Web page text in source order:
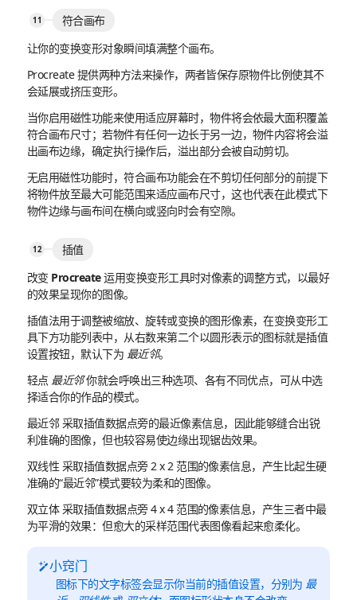
符合画布
让你的变换变形对象瞬间填满整个画布。
Procreate 提供两种方法来操作，两者皆保存原物件比例使其不
会延展或挤压变形。
当你启用磁性功能来使用适应屏幕时，物件将会依最大面积覆盖
符合画布尺寸；若物件有任何一边长于另一边，物件内容将会溢
出画布边缘，确定执行操作后，溢出部分会被自动剪切。
无启用磁性功能时，符合画布功能会在不剪切任何部分的前提下
将物件放至最大可能范围来适应画布尺寸，这也代表在此模式下
物件边缘与画布间在横向或竖向时会有空隙。
插值
改变 Procreate 运用变换变形工具时对像素的调整方式，以最好
的效果呈现你的图像。
插值法用于调整被缩放、旋转或变换的图形像素，在变换变形工
具下方功能列表中，从右数来第二个以圆形表示的图标就是插值
设置按钮，默认下为 最近邻。
轻点最近邻你就会呼唤出三种选项、各有不同优点，可从中选
择适合你的作品的模式。
最近邻 采取插值数据点旁的最近像素信息，因此能够缝合出锐
利准确的图像，但也较容易使边缘出现锯齿效果。
双线性 采取插值数据点旁 2 x 2 范围的像素信息，产生比起生硬
准确的“最近邻”模式要较为柔和的图像。
双立体采取插值数据点旁 4 x 4 范围的像素信息，产生三者中最
为平滑的效果：但愈大的采样范围代表图像看起来愈柔化。
小窍门
图标下的文字标签会显示你当前的插值设置，分别为最